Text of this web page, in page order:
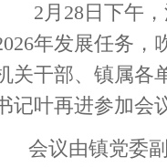
2 月 28 日下午
年发展任务，
关干部、镇属各
记叶再进参加会
会议由镇党委副